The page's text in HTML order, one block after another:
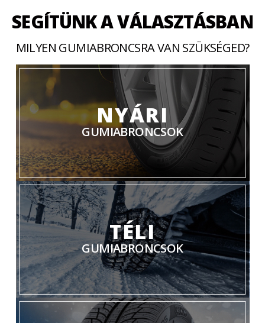
SEGÍTÜNK A VÁLASZTÁSBAN
MILYEN GUMIABRONCSRA VAN SZÜKSÉGED?
NYÁRI
GUMIABRONCSOK
TÉLI
GUMIABRONCSOK